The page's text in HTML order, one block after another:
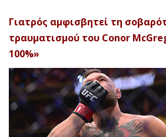
Γιατρός αμφισβητεί τη
τραυματισμού του Conor
100%»